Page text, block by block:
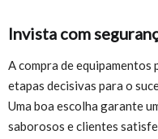
Invista com
A compra de equipamentos
etapas decisivas para o
Uma boa escolha garante
saborosos e clientes